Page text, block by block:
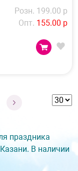
Розн. 199.00 р
Опт. 155.00 р
праздника
В наличии